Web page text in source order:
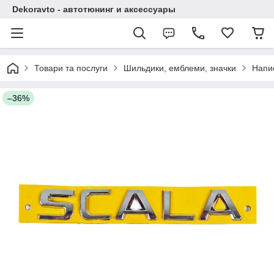
Dekoravto - автотюнинг и аксессуары
Товари та послуги Шильдики, емблеми, значки
–36%